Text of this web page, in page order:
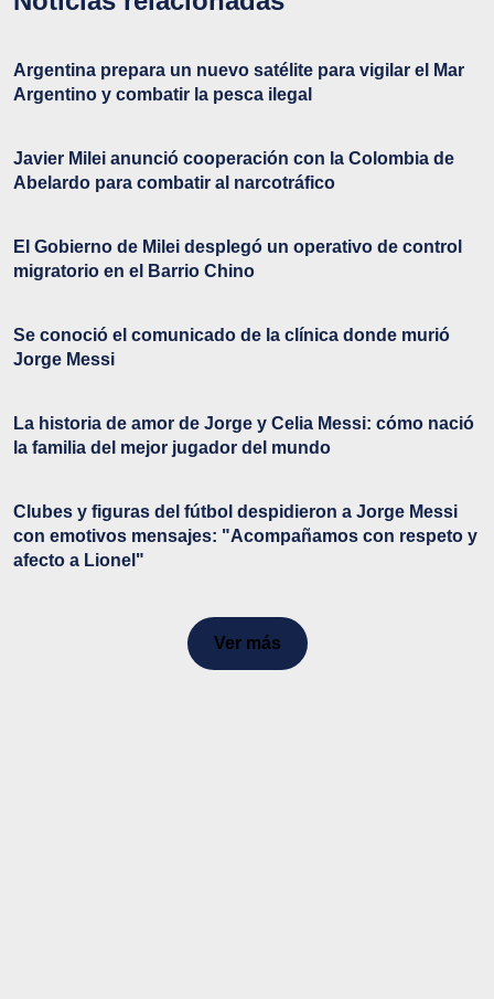
Argentina prepara un nuevo satélite para vigilar el Mar
Argentino y combatir la pesca ilegal
Javier Milei anunció cooperación con la Colombia de
Abelardo para combatir al narcotráfico
El Gobierno de Milei desplegó un operativo de control
migratorio en el Barrio Chino
Se conoció el comunicado de la clínica donde murió
Jorge Messi
La historia de amor de Jorge y Celia Messi: cómo nació
la familia del mejor jugador del mundo
Clubes y figuras del fútbol despidieron a Jorge Messi
con emotivos mensajes: "Acompañamos con respeto y
afecto a Lionel"
Ver más